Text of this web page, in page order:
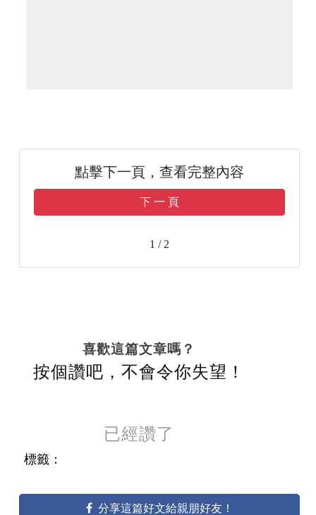
點擊下一頁，查看完整內容
下 一 頁
1 / 2
喜歡這篇文章嗎？
按個讚吧，不會令你失望！
已經讚了
標籤：
分享這篇好文給親朋好友！